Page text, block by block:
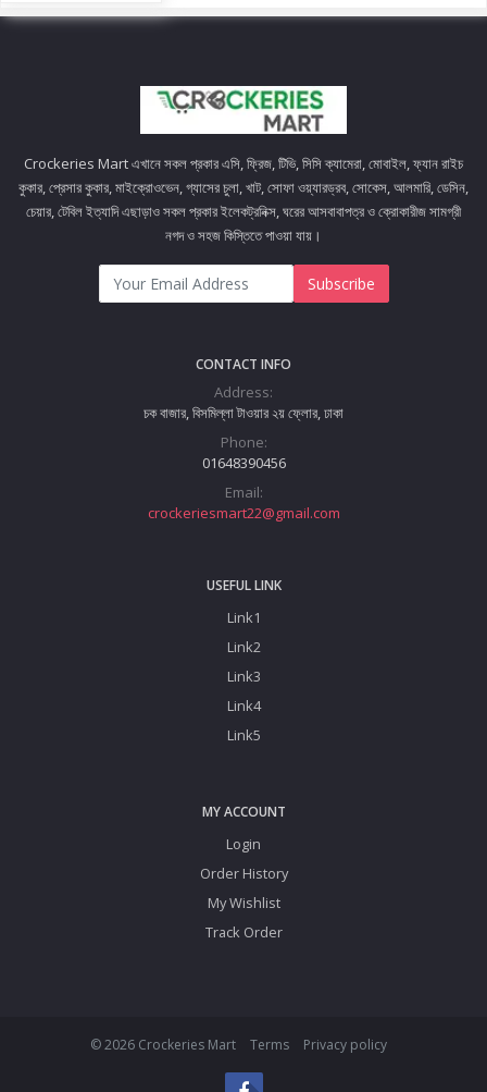
Crockeries Mart এখানে সকল প্রকার এসি, ফ্রিজ, টিভি, সিসি ক্যামেরা, মোবাইল, ফ্যান রাইচ
কুকার, প্রেসার কুকার, মাইক্রোওভেন, গ্যাসের চুলা, খাট, সোফা ওয়্যারড্রব, সোকেস, আলমারি, ডেসিন,
চেয়ার, টেবিল ইত্যাদি এছাড়াও সকল প্রকার ইলেকট্রনিক্স, ঘরের আসবাবাপত্র ও ক্রোকারীজ সামগ্রী
নগদ ও সহজ কিস্তিতে পাওয়া যায়।
Subscribe
CONTACT INFO
Address:
চক বাজার, বিসমিল্লা টাওয়ার ২য় ফ্লোর, ঢাকা
Phone:
01648390456
Email:
crockeriesmart22@gmail.com
USEFUL LINK
Link1
Link2
Link3
Link4
Link5
MY ACCOUNT
Login
Order History
My Wishlist
Track Order
© 2026 Crockeries Mart Terms Privacy policy